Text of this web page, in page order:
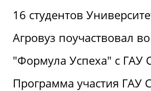
16 студентов
Агровуз поучаствовал
"Формула Успеха" с ГАУ
Программа участия ГАУ